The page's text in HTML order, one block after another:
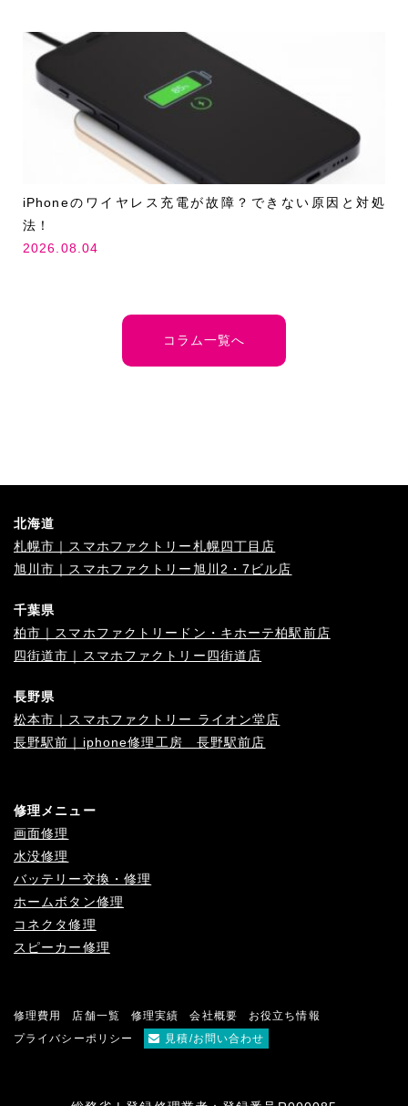
iPhoneのワイヤレス充電が故障？できない原因と対処
法！
2026.08.04
コラム一覧へ
北海道
札幌市｜スマホファクトリー札幌四丁目店
旭川市｜スマホファクトリー旭川2・7ビル店
千葉県
柏市｜スマホファクトリードン・キホーテ柏駅前店
四街道市｜スマホファクトリー四街道店
長野県
松本市｜スマホファクトリー ライオン堂店
長野駅前｜iphone修理工房 長野駅前店
修理メニュー
画面修理
水没修理
バッテリー交換・修理
ホームボタン修理
コネクタ修理
スピーカー修理
修理費用 店舗一覧 修理実績 会社概要
お役立ち情報
プライバシーポリシー
見積/お問い合わせ